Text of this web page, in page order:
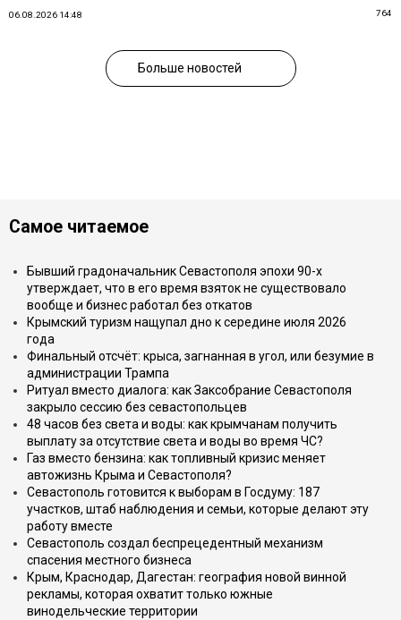
06.08.2026 14:48 764
Больше новостей
Самое читаемое
Бывший градоначальник Севастополя эпохи 90-х
утверждает, что в его время взяток не существовало
вообще и бизнес работал без откатов
Крымский туризм нащупал дно к середине июля 2026
года
Финальный отсчёт: крыса, загнанная в угол, или безумие в
администрации Трампа
Ритуал вместо диалога: как Заксобрание Севастополя
закрыло сессию без севастопольцев
48 часов без света и воды: как крымчанам получить
выплату за отсутствие света и воды во время ЧС?
Газ вместо бензина: как топливный кризис меняет
автожизнь Крыма и Севастополя?
Севастополь готовится к выборам в Госдуму: 187
участков, штаб наблюдения и семьи, которые делают эту
работу вместе
Севастополь создал беспрецедентный механизм
спасения местного бизнеса
Крым, Краснодар, Дагестан: география новой винной
рекламы, которая охватит только южные
винодельческие территории